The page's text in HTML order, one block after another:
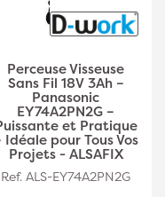
Perceuse Visseuse
Sans Fil 18V 3Ah –
Panasonic
EY74A2PN2G –
et Pratique
Idéale pour Tous Vos
Projets - ALSAFIX
Ref. ALS-EY74A2PN2G